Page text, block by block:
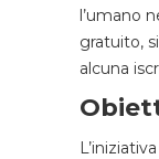
l’umano
gratuito,
alcuna